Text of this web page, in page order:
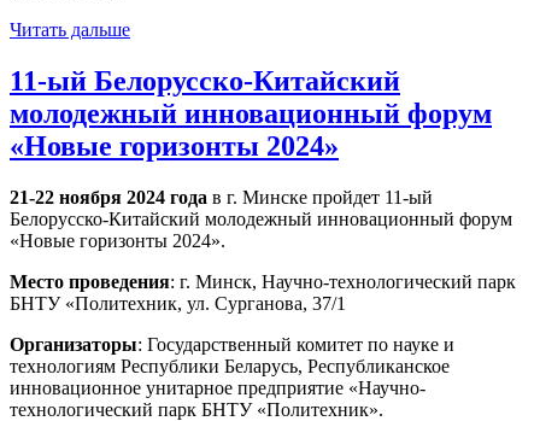
Читать дальше
11-ый Белорусско-Китайский
молодежный инновационный форум
«Новые горизонты 2024»
21-22 ноября 2024 года в г. Минске пройдет 11-ый
Белорусско-Китайский молодежный инновационный форум
«Новые горизонты 2024».
Место проведения: г. Минск, Научно-технологический парк
БНТУ «Политехник, ул. Сурганова, 37/1
Организаторы: Государственный комитет по науке и
технологиям Республики Беларусь, Республиканское
инновационное унитарное предприятие «Научно-
технологический парк БНТУ «Политехник».